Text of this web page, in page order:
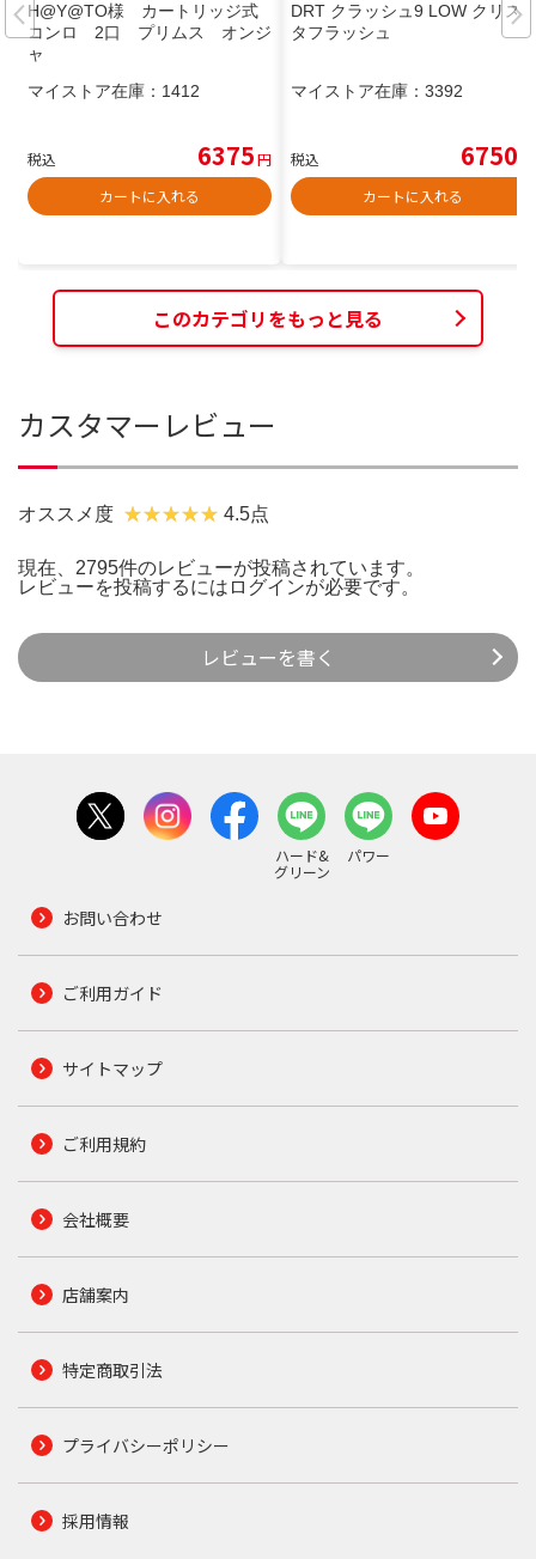
H@Y@TO様 カートリッジ式
コンロ 2口 プリムス オンジ
ャ
マイストア在庫： 1412
税込 6375円
カートに入れる
DRT クラッシュ9 LOW クリス
タフラッシュ
マイストア在庫： 3392
税込 6750
カートに入れる
このカテゴリをもっと見る
カスタマーレビュー
オススメ度 4.5点
現在、2795件のレビューが投稿されています。
レビューを投稿するには ログインが必要です。
レビューを書く
ハード&
グリーン
パワー
お問い合わせ
ご利用ガイド
サイトマップ
ご利用規約
会社概要
店舗案内
特定商取引法
プライバシーポリシー
採用情報